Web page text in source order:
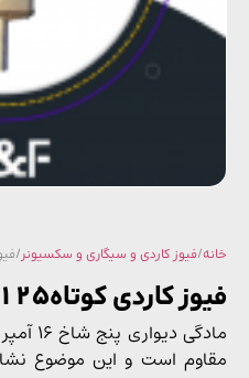
فیوز کاردی و سیگاری و سکسیونر/ فیوز کاردی
کاردی کوتاه125
مادگی دیواری
است و این موضوع نشان